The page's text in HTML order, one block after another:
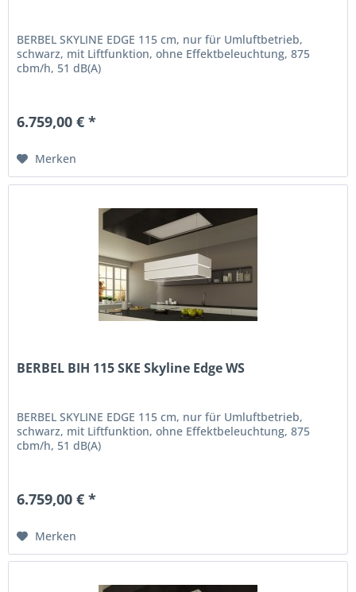
BERBEL SKYLINE EDGE 115 cm, nur für Umluftbetrieb,
schwarz, mit Liftfunktion, ohne Effektbeleuchtung, 875
cbm/h, 51 dB(A)
6.759,00 € *
Merken
BERBEL BIH 115 SKE Skyline Edge WS
BERBEL SKYLINE EDGE 115 cm, nur für Umluftbetrieb,
schwarz, mit Liftfunktion, ohne Effektbeleuchtung, 875
cbm/h, 51 dB(A)
6.759,00 € *
Merken